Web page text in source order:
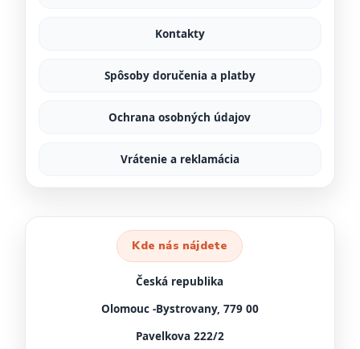
Kontakty
Spôsoby doručenia a platby
Ochrana osobných údajov
Vrátenie a reklamácia
Kde nás nájdete
Česká republika
Olomouc -Bystrovany, 779 00
Pavelkova 222/2